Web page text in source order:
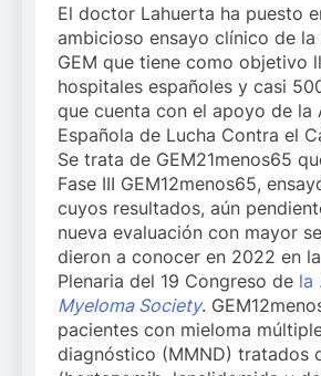
El doctor Lahuerta ha puesto
ambicioso ensayo clínico de
GEM que tiene como objetivo
hospitales españoles y casi
que cuenta con el apoyo de la
Española de Lucha Contra el
Se trata de GEM21menos65
Fase III GEM12menos65,
cuyos resultados, aún
nueva evaluación con mayor
dieron a conocer en 2022 en
Plenaria del 19 Congreso de la
Myeloma Society.
pacientes con mieloma
diagnóstico (MMND) tratados